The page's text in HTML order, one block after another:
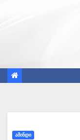
ᲐᲛᲘᲜᲓᲘ